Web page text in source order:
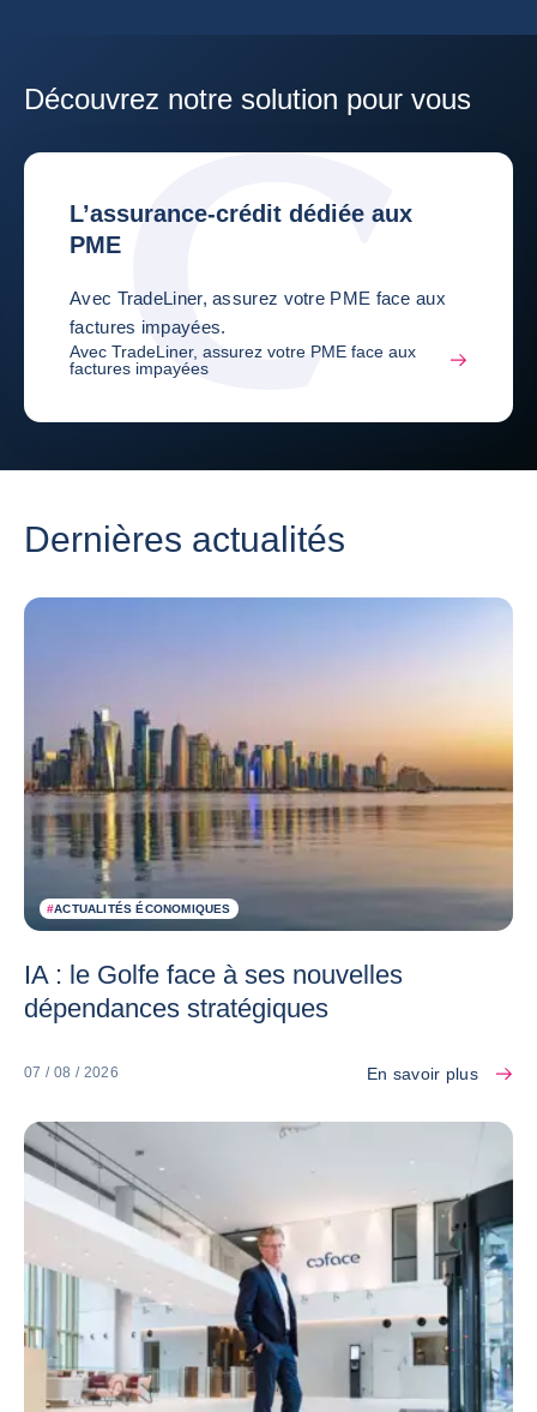
Découvrez notre solution pour vous
L’assurance-crédit dédiée aux
PME
Avec TradeLiner, assurez votre PME face aux
factures impayées.
Avec TradeLiner, assurez votre PME face aux
factures impayées
Dernières actualités
#ACTUALITÉS ÉCONOMIQUES
IA : le Golfe face à ses nouvelles
dépendances stratégiques
07 / 08 / 2026 En savoir plus